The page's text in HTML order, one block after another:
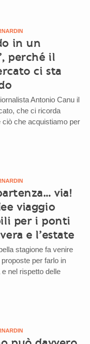
in un
perché il
ci sta
Antonio Canu il
che ci ricorda
che acquistiamo per
via!
viaggio
per i ponti
e l’estate
stagione fa venire
per farlo in
nel rispetto delle